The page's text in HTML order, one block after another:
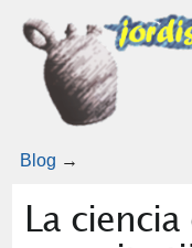
Blog →
La